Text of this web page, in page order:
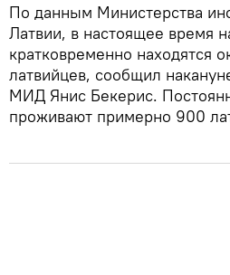
По данным Министерства
Латвии, в настоящее время
кратковременно находятся
латвийцев, сообщил
МИД Янис Бекерис.
проживают примерно 900